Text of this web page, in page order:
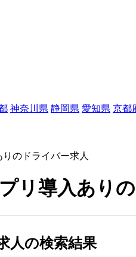
神奈川県 静岡県 愛知県 京都
のドライバー求人
リ導入あり
人の検索結果